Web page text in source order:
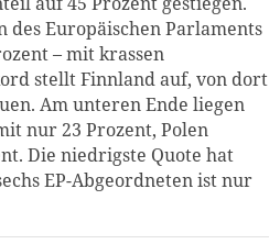
des Europäischen Parlaments
– mit krassen
stellt Finnland auf, von dort
Am unteren Ende liegen
nur 23 Prozent, Polen
Die niedrigste Quote hat
EP-Abgeordneten ist nur